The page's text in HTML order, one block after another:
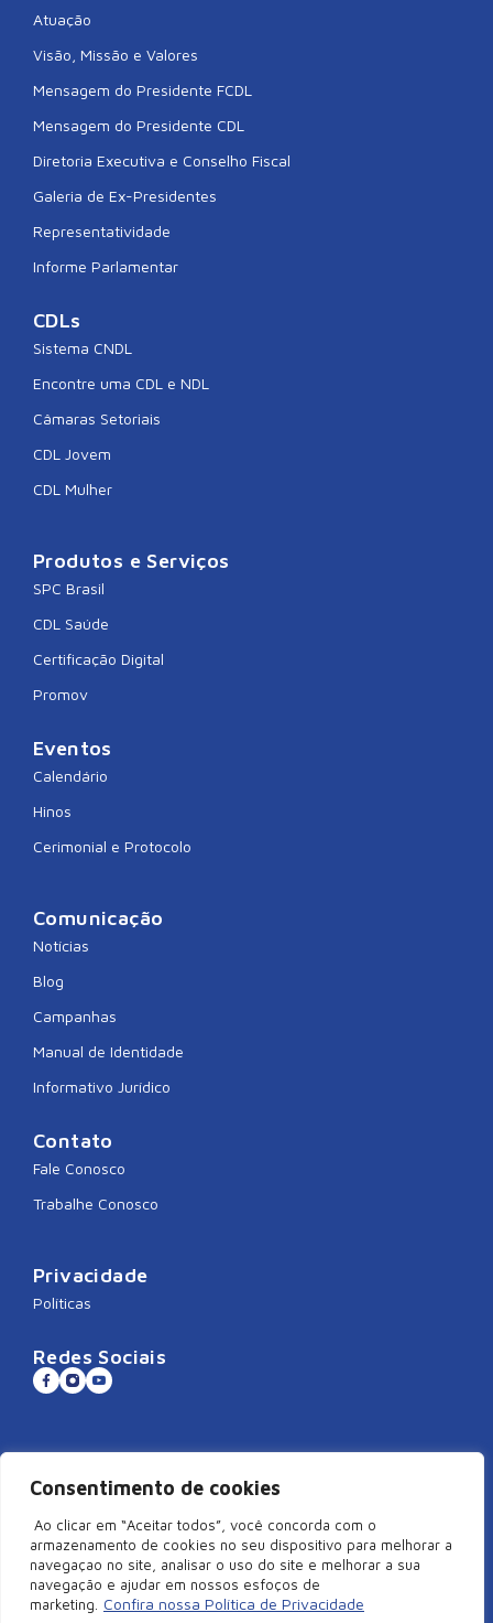
Consentimento de cookies
Ao clicar em “Aceitar todos”, você concorda com o
armazenamento de cookies no seu dispositivo para melhorar a
navegaçao no site, analisar o uso do site e melhorar a sua
navegação e ajudar em nossos esfoços de
marketing.
Confira nossa Política de Privacidade
Atuação
Visão, Missão e Valores
Mensagem do Presidente FCDL
Mensagem do Presidente CDL
Diretoria Executiva e Conselho Fiscal
Galeria de Ex-Presidentes
Representatividade
Informe Parlamentar
CDLs
Sistema CNDL
Encontre uma CDL e NDL
Câmaras Setoriais
CDL Jovem
CDL Mulher
Produtos e Serviços
SPC Brasil
CDL Saúde
Certificação Digital
Promov
Eventos
Calendário
Hinos
Cerimonial e Protocolo
Comunicação
Notícias
Blog
Campanhas
Manual de Identidade
Informativo Jurídico
Contato
Fale Conosco
Trabalhe Conosco
Privacidade
Políticas
Redes Sociais
Sistema CNDL
©2026 Câmara de Dirigentes Lojistas de São Miguel do Oeste/SC –
Todos Direitos Reservados | Rua Duque de Caxias, 920, Centro –